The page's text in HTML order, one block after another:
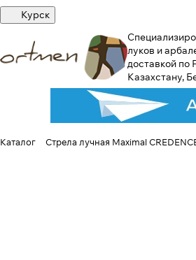
Курск
луков и
доставкой по
Казахстану,
Каталог Стрела лучная Maximal